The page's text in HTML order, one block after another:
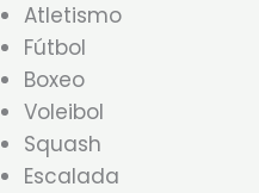
Atletismo
Fútbol
Boxeo
Voleibol
Squash
Escalada